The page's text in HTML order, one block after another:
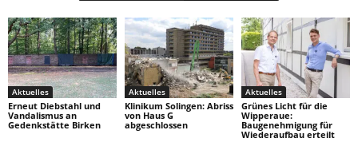
Aktuelles
Erneut Diebstahl und
Vandalismus an
Gedenkstätte Birken
Aktuelles
Klinikum Solingen: Abriss
von Haus G
abgeschlossen
Aktuelles
Grünes Licht für die
Wipperaue:
Baugenehmigung für
Wiederaufbau erteilt